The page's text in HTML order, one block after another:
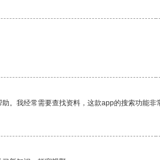
。我经常需要查找资料，这款app的搜索功能非